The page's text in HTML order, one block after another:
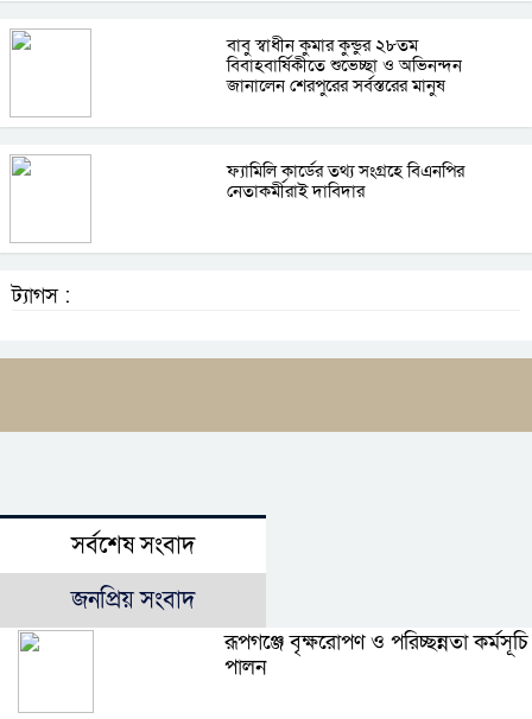
বাবু স্বাধীন কুমার কুন্ডুর ২৮তম
বিবাহবার্ষিকীতে শুভেচ্ছা ও অভিনন্দন
জানালেন শেরপুরের সর্বস্তরের মানুষ
ফ্যামিলি কার্ডের তথ্য সংগ্রহে বিএনপির
নেতাকর্মীরাই দাবিদার
ট্যাগস :
সর্বশেষ সংবাদ
জনপ্রিয় সংবাদ
রূপগঞ্জে বৃক্ষরোপণ ও পরিচ্ছন্নতা কর্মসূচি
পালন